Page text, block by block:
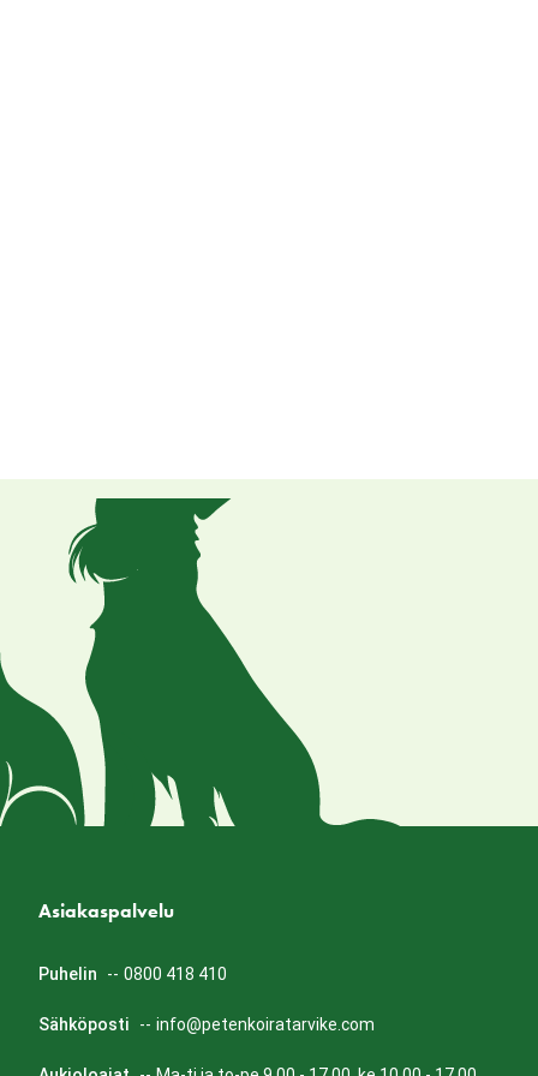
Asiakaspalvelu
Puhelin -- 0800 418 410
Sähköposti -- info@petenkoiratarvike.com